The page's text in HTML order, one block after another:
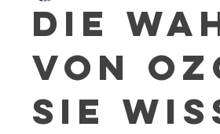
Die
von
Sie